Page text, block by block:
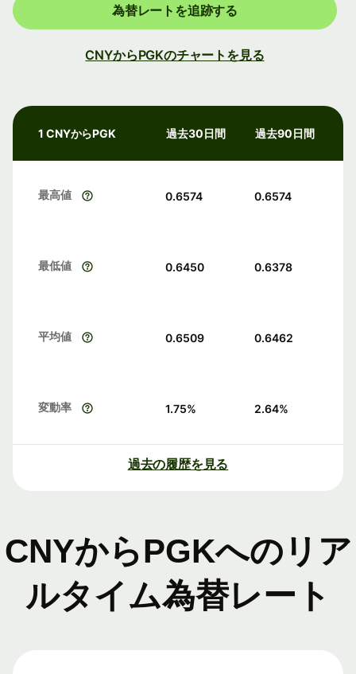
為替レートを追跡する
CNYからPGKのチャートを見る
1 CNYからPGK 過去30日間 過去90日間
最高値 0.6574 0.6574
最低値 0.6450 0.6378
平均値 0.6509 0.6462
変動率 1.75% 2.64%
過去の履歴を見る
CNYからPGKへのリア
ルタイム為替レート